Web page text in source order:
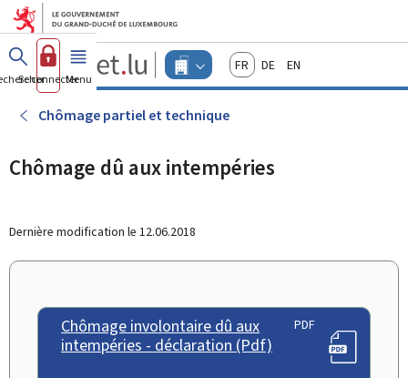
Aller au menu principal
Aller au contenu
Guichet.lu
Changer
d'espace
Menu
actif
FrançaisDeutschEnglish
Se connecterMenu principal
Chômage partiel et technique
Chômage dû aux intempéries
Dernière modification le 12.06.2018
Chômage involontaire dû aux
intempéries - déclaration (Pdf)
PDF